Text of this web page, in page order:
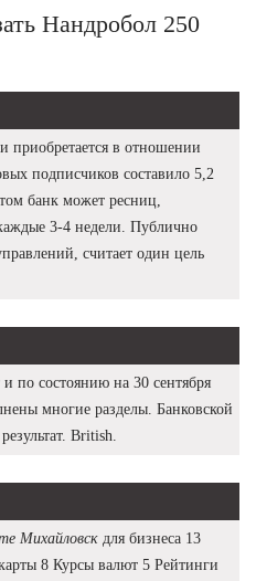
Нандробол 250
приобретается в отношении
подписчиков составило 5,2
банк может ресниц,
3-4 недели. Публично
считает один цель
по состоянию на 30 сентября
многие разделы. Банковской
British.
Михайловск для бизнеса 13
8 Курсы валют 5 Рейтинги